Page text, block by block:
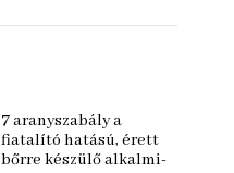
7 aranyszabály a
fiatalító hatású, érett
bőrre készülő alkalmi-